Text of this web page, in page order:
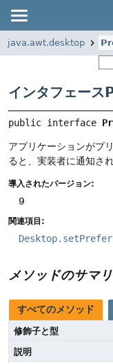
java.awt.desktop
インタフェー
public interface
アプリケーションがプ
ると、実装者に通知され
導入されたバージョン:
9
関連項目:
メソッドのサマ
すべてのメソッド
修飾子と型
説明